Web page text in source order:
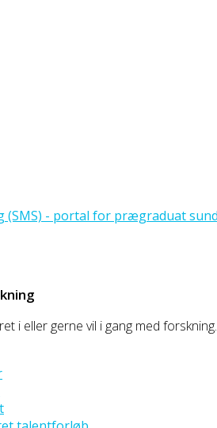
i eller gerne vil i gang med forskning.